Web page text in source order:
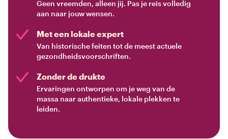
Geen vreemden, alleen jij. Pas je reis volledig
aan naar jouw wensen.
Met een lokale expert
Van historische feiten tot de meest actuele
gezondheidsvoorschriften.
Zonder de drukte
Ervaringen ontworpen om je weg van de
massa naar authentieke, lokale plekken te
leiden.